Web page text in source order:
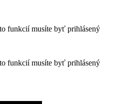
funkcií musíte byť prihlásený
funkcií musíte byť prihlásený